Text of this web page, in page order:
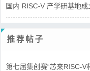
国内 RISC-V 产学研基地
推荐帖子
第七届集创赛“芯来RISC-V